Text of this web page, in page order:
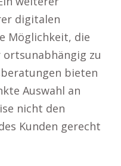
digitalen
Möglichkeit, die
zu
bieten
Auswahl an
nicht den
Kunden gerecht